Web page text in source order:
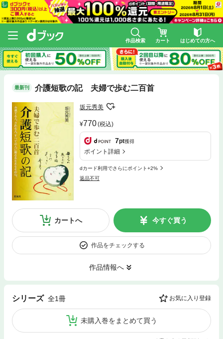
作品検索 カート はじめての方へ
最新刊 介護短歌の記 夫婦で歩む二百首
坂元秀美
770(税込)
7pt獲得
ポイント詳細
dカード利用でさらにポイント+2%
返品不可
カートへ 今すぐ買う
作品をチェックする
作品情報へ
シリーズ 全1冊 お気に入り登録
未購入巻をまとめて買う